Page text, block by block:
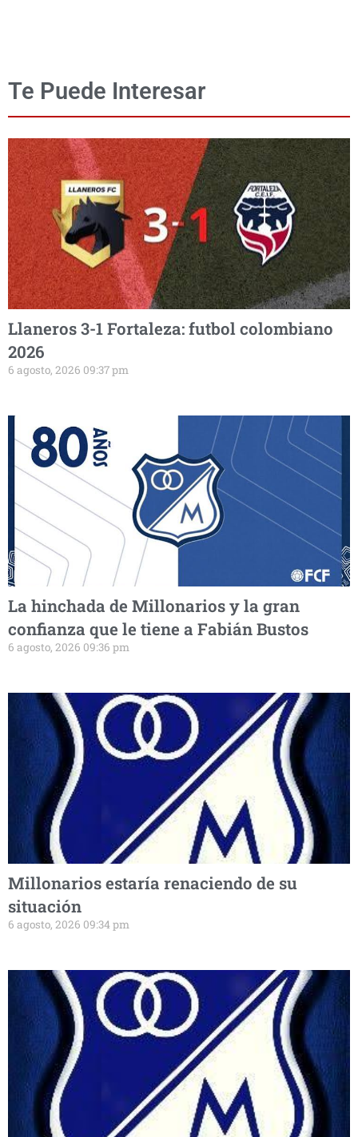
Te Puede Interesar
Llaneros 3-1 Fortaleza: futbol colombiano
2026
6 agosto, 2026 09:37 pm
La hinchada de Millonarios y la gran
confianza que le tiene a Fabián Bustos
6 agosto, 2026 09:36 pm
Millonarios estaría renaciendo de su
situación
6 agosto, 2026 09:34 pm